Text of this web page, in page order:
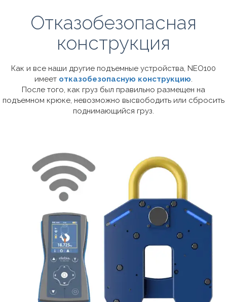
Отказобезопасная
конструкция
Как и все наши другие подъемные устройства, NEO100
имеет отказобезопасную конструкцию.
После того, как груз был правильно размещен на
подъемном крюке, невозможно высвободить или сбросить
поднимающийся груз.